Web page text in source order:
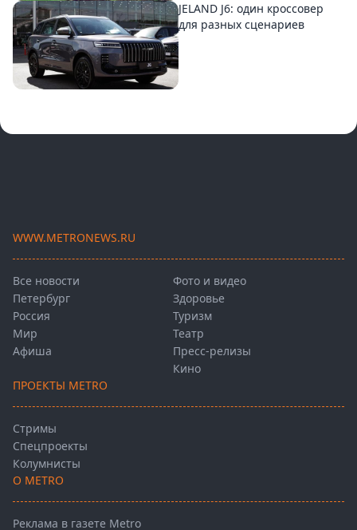
JELAND J6: один кроссовер
для разных сценариев
WWW.METRONEWS.RU
Все новости
Петербург
Россия
Мир
Афиша
Фото и видео
Здоровье
Туризм
Театр
Пресс-релизы
Кино
ПРОЕКТЫ METRO
Стримы
Спецпроекты
Колумнисты
О METRO
Реклама в газете Metro